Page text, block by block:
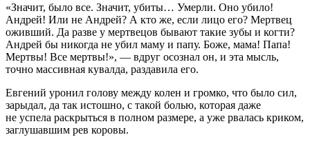
«Значит, было все. Значит, убиты… Умерли. Оно убило!
Андрей! Или не Андрей? А кто же, если лицо его? Мертвец
оживший. Да разве у мертвецов бывают такие зубы и когти?
Андрей бы никогда не убил маму и папу. Боже, мама! Папа!
Мертвы! Все мертвы!», — вдруг осознал он, и эта мысль,
точно массивная кувалда, раздавила его.
Евгений уронил голову между колен и громко, что было сил,
зарыдал, да так истошно, с такой болью, которая даже
не успела раскрыться в полном размере, а уже рвалась криком,
заглушавшим рев коровы.